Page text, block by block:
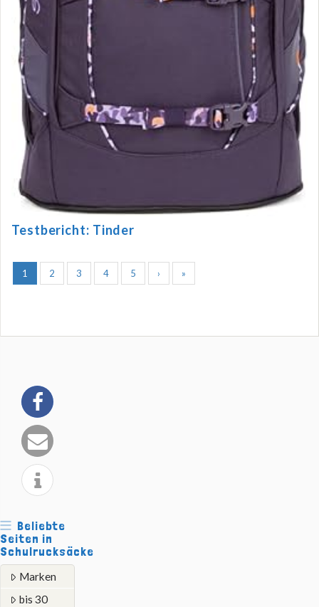
Testbericht: Tinder
1 2 3 4 5 › »
Beliebte
Seiten in
Schulrucksäcke
Marken
bis 30